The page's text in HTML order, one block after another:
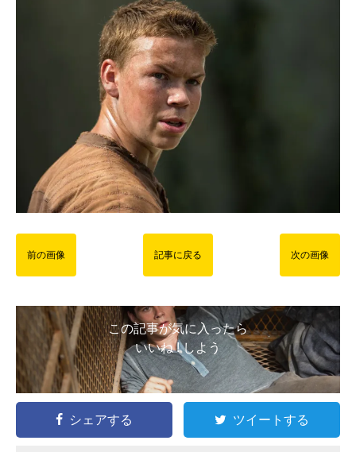
前の画像 記事に戻る 次の画像
この記事が気に入ったら
いいね ! しよう
シェアする ツイートする